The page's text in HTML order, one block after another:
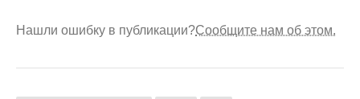
Нашли ошибку в публикации?Сообщите нам об этом.